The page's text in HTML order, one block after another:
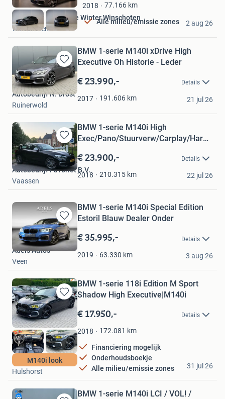
Mijn
Favorieten
2018 77.166 km
Alle milieu/emissie zones
Bosch Car Service de Winter Winschoten
Winschoten
2 aug 26
Bewaren
in
Mijn
Favorieten
BMW 1-serie M140i xDrive High
Executive Oh Historie - Leder
€ 23.990,- Details
2017 191.606 km
Autobedrijf N. Drost
Ruinerwold
21 jul 26
Bewaren
in
Mijn
Favorieten
BMW 1-serie M140i High
Exec/Pano/Stuurverw/Carplay/Harman
€ 23.900,- Details
2018 210.315 km
Autobedrijf Favoriet B.V.
Vaassen
22 jul 26
Bewaren
in
Mijn
Favorieten
BMW 1-serie M140i Special Edition
Estoril Blauw Dealer Onder
€ 35.995,- Details
2019 63.330 km
Adels Auto's
Veen
3 aug 26
Bewaren
in
Mijn
Favorieten
M140i look
BMW 1-serie 118i Edition M Sport
Shadow High Executive|M140i
€ 17.950,- Details
2018 172.081 km
Financiering mogelijk
Onderhoudsboekje
Alle milieu/emissie zones
M.V.A. Occasions
Hulshorst
31 jul 26
BMW 1-serie M140i LCI / VOL! /